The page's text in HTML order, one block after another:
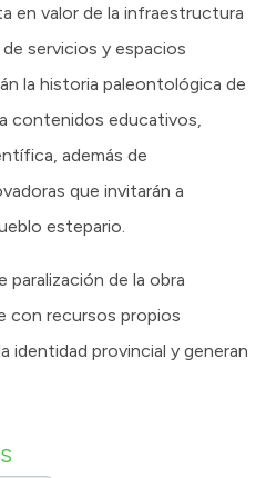
en valor de la infraestructura
servicios y espacios
la historia paleontológica de
contenidos educativos,
además de
que invitarán a
estepario.
de la obra
con recursos propios
provincial y generan